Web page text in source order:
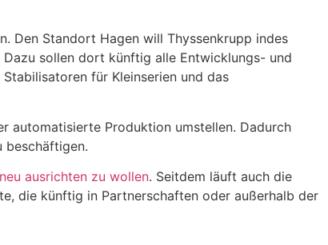
Den Standort Hagen will Thyssenkrupp indes
sollen dort künftig alle Entwicklungs- und
für Kleinserien und das
automatisierte Produktion umstellen. Dadurch
beschäftigen.
ausrichten zu wollen. Seitdem läuft auch die
die künftig in Partnerschaften oder außerhalb der